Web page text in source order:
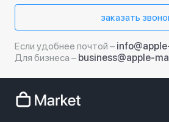
заказать
Если удобнее почтой –
Для бизнеса – business@apple-